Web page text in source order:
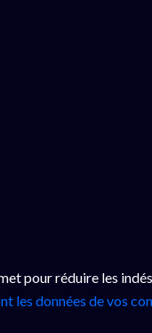
pour réduire les
les données de vos